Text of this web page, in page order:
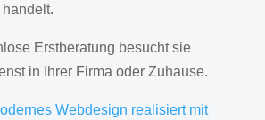
Erstberatung besucht sie
in Ihrer Firma oder Zuhause.
Webdesign realisiert mit